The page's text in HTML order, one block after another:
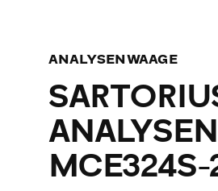
ANALYSENWAAGE